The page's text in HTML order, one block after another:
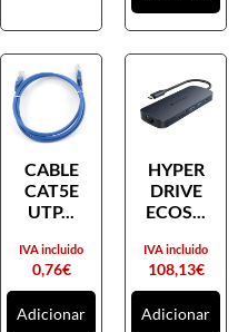
CABLE
CAT5E
UTP...
0,76€
IVA incluido
Adicionar
HYPER
DRIVE
ECOS...
108,13€
IVA incluido
Adicionar